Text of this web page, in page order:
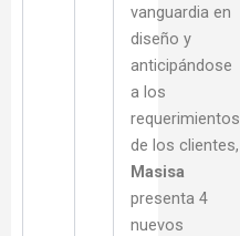
vanguardia en
diseño y
anticipándose
a los
requerimientos
de los clientes,
Masisa
presenta 4
nuevos